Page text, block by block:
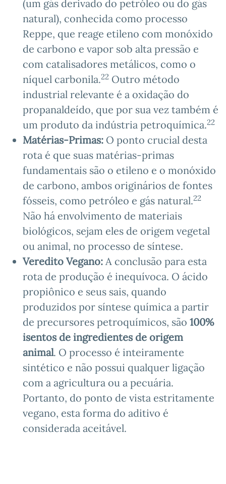
(um gás derivado do petróleo ou do gás
natural), conhecida como processo
Reppe, que reage etileno com monóxido
de carbono e vapor sob alta pressão e
com catalisadores metálicos, como o
níquel carbonila.22 Outro método
industrial relevante é a oxidação do
propanaldeído, que por sua vez também é
um produto da indústria petroquímica.22
Matérias-Primas: O ponto crucial desta
rota é que suas matérias-primas
fundamentais são o etileno e o monóxido
de carbono, ambos originários de fontes
fósseis, como petróleo e gás natural.22
Não há envolvimento de materiais
biológicos, sejam eles de origem vegetal
ou animal, no processo de síntese.
Veredito Vegano: A conclusão para esta
rota de produção é inequívoca. O ácido
propiônico e seus sais, quando
produzidos por síntese química a partir
de precursores petroquímicos, são 100%
isentos de ingredientes de origem
animal. O processo é inteiramente
sintético e não possui qualquer ligação
com a agricultura ou a pecuária.
Portanto, do ponto de vista estritamente
vegano, esta forma do aditivo é
considerada aceitável.